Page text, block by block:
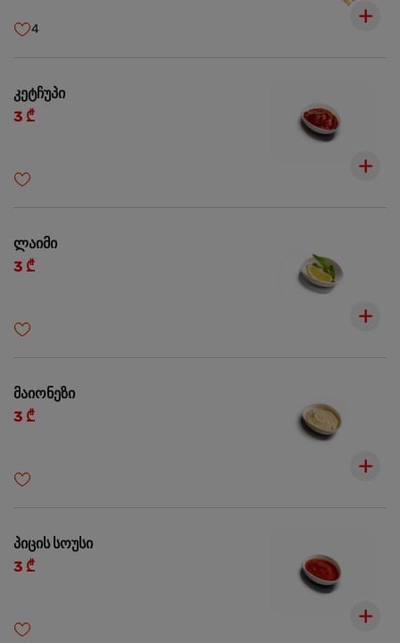
4
კეტჩუპი
3 ₾
ლაიმი
3 ₾
მაიონეზი
3 ₾
პიცის სოუსი
3 ₾